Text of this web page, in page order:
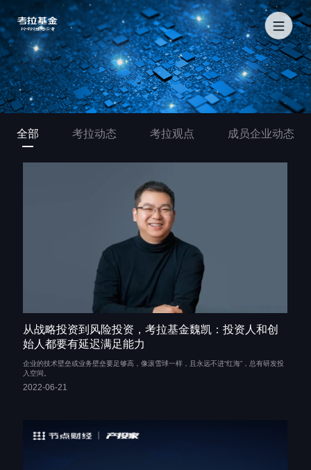
全部 考拉动态 考拉观点 成员企业动态
从战略投资到风险投资，考拉基金魏凯：投资人和创
始人都要有延迟满足能力
企业的技术壁垒或业务壁垒要足够高，像滚雪球一样，且永远不进“红海”，总有研发投
入空间。
2022-06-21